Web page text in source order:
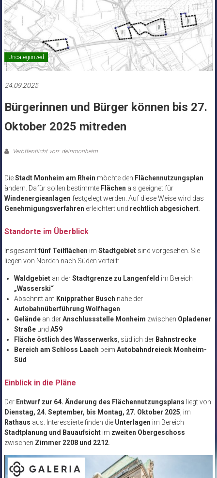
Uncategorized
24.09.2025
Bürgerinnen und Bürger können bis 27.
Oktober 2025 mitreden
Veröffentlicht von: deinmonheim
DieStadt Monheim am Rhein möchte den Flächennutzungsplan
ändern. Dafür sollen bestimmte Flächen als geeignet für
Windenergieanlagen festgelegt werden. Auf diese Weise wird das
Genehmigungsverfahren erleichtert und rechtlich abgesichert.
Standorte im Überblick
Insgesamtfünf Teilflächen im Stadtgebietsind vorgesehen. Sie
liegen von Norden nach Süden verteilt:
Waldgebietan derStadtgrenze zu Langenfeld im Bereich
„Wasserski“
Abschnitt am Knipprather Busch nahe der
Autobahnüberführung Wolfhagen
Geländean derAnschlussstelle Monheim zwischen Opladener
Straßeund A59
Fläche östlich des Wasserwerks, südlich der Bahnstrecke
Bereich am Schloss Laach beim Autobahndreieck Monheim-
Süd
Einblick in die Pläne
Der Entwurf zur 64. Änderung des Flächennutzungsplans liegt von
Dienstag, 24. September, bis Montag, 27. Oktober 2025, im
Rathaus aus. Interessierte finden die Unterlagen im Bereich
Stadtplanung und Bauaufsichtim zweiten Obergeschoss
zwischen Zimmer 2208 und 2212.